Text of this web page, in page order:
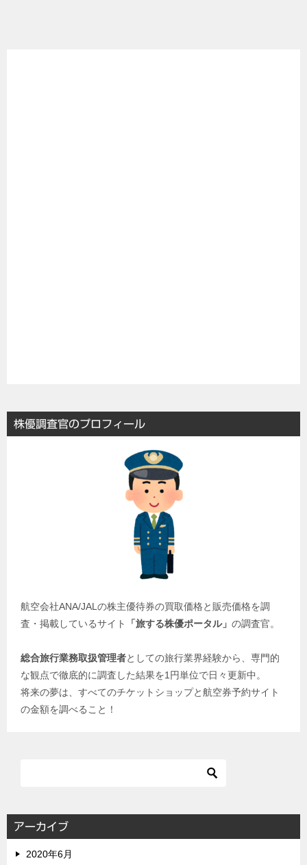
株優調査官のプロフィール
航空会社ANA/JALの株主優待券の買取価格と販売価格を調
査・掲載しているサイト
「旅する株優ポータル」 の調査官。
総合旅行業務取扱管理者としての旅行業界経験から、専門的
な観点で徹底的に調査した結果を1円単位で日々更新中。
将来の夢は、すべてのチケットショップと航空券予約サイト
の金額を調べること！
アーカイブ
2020年6月